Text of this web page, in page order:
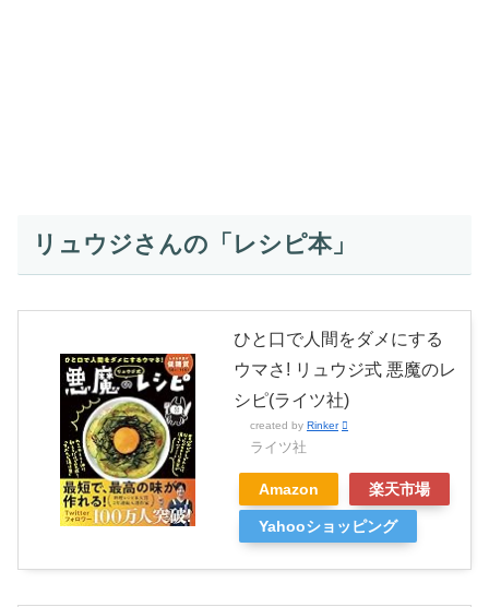
リュウジさんの「レシピ本」
ひと口で人間をダメにする
ウマさ! リュウジ式 悪魔のレ
シピ(ライツ社)
created by Rinker
ライツ社
Amazon 楽天市場
Yahooショッピング